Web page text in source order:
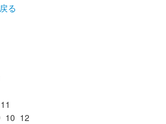
る
11
10 12